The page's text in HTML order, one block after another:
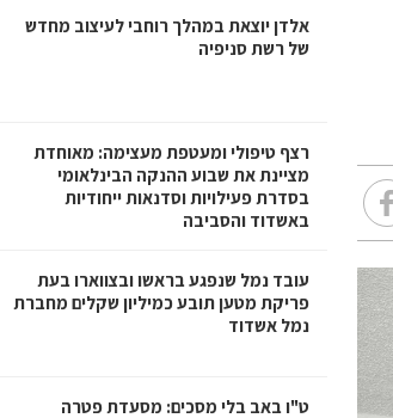
אלדן יוצאת במהלך רוחבי לעיצוב מחדש
של רשת סניפיה
רצף טיפולי ומעטפת מעצימה: מאוחדת
מציינת את שבוע ההנקה הבינלאומי
בסדרת פעילויות וסדנאות ייחודיות
באשדוד והסביבה
עובד נמל שנפגע בראשו ובצווארו בעת
פריקת מטען תובע כמיליון שקלים מחברת
נמל אשדוד
ט"ו באב בלי מסכים: מסעדת פטרה